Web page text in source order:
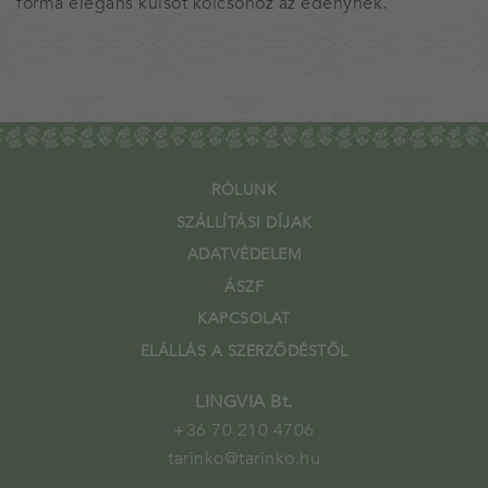
RÓLUNK
SZÁLLÍTÁSI DÍJAK
ADATVÉDELEM
ÁSZF
KAPCSOLAT
ELÁLLÁS A SZERZŐDÉSTŐL
LINGVIA Bt.
+36 70 210 4706
tarinko@tarinko.hu